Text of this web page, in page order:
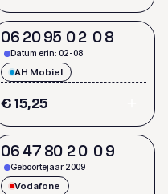
06 2095 02 08
Datum erin: 02-08
AH Mobiel
€ 15,25
06 47 80 20 09
Geboortejaar 2009
Vodafone